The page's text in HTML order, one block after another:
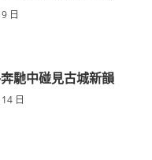
日
馳中碰見古城新韻
日